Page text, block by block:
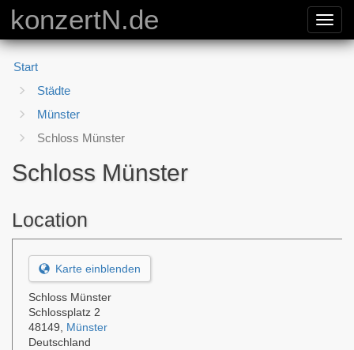
konzertN.de
Start
Städte
Münster
Schloss Münster
Schloss Münster
Location
Karte einblenden
Schloss Münster
Schlossplatz 2
48149, Münster
Deutschland